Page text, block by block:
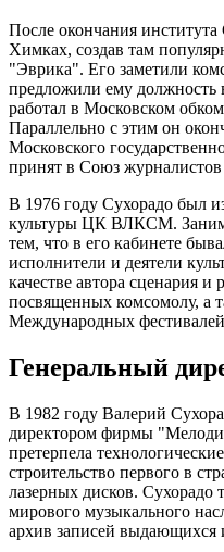
После окончания института
Химках, создав там
"Эврика". Его заметили
предложили ему
работал в Московском
Параллельно с этим он
Московского
принят в Союз
В 1976 году Сухорадо был
культуры ЦК ВЛКСМ.
тем, что в его кабинете
исполнители и деятели
качестве автора сценария и
посвященных комсомолу, а
Международных
Генеральный
В 1982 году Валерий
директором фирмы
претерпела
строительство первого в
лазерных дисков. Сухорадо
мирового музыкального
архив записей выдающихся